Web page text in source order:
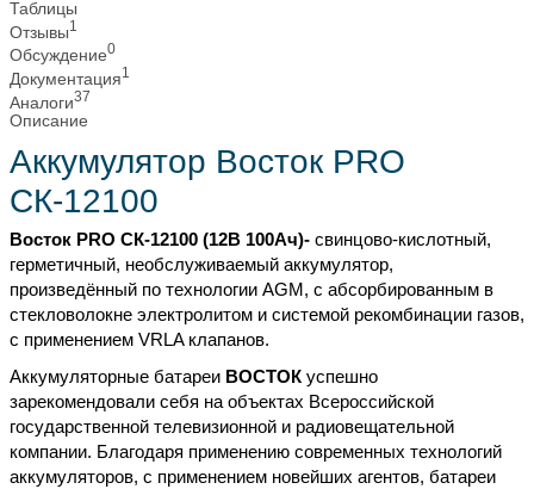
Таблицы
Отзывы1
Обсуждение0
Документация1
Аналоги37
Описание
Аккумулятор Восток PRO
СК-12100
Восток PRO СК-12100 (12В 100Ач)- свинцово-кислотный,
герметичный, необслуживаемый аккумулятор,
произведённый по технологии AGM, с абсорбированным в
стекловолокне электролитом и системой рекомбинации газов,
c применением VRLA клапанов.
Аккумуляторные батареи ВОСТОК успешно
зарекомендовали себя на объектах Всероссийской
государственной телевизионной и радиовещательной
компании. Благодаря применению современных технологий
аккумуляторов, с применением новейших агентов, батареи